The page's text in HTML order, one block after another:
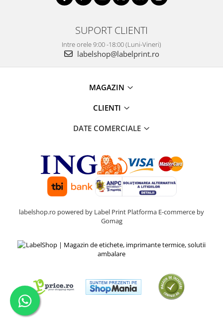
SUPORT CLIENTI
Intre orele 9:00 -18:00 (Luni-Vineri)
labelshop@labelprint.ro
MAGAZIN
CLIENTI
DATE COMERCIALE
labelshop.ro powered by Label Print Platforma E-commerce by
Gomag